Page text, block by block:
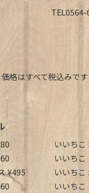
TEL0564-
価格はすべて税込みです
¥495
いいち
いいち
いいちこ
いいち